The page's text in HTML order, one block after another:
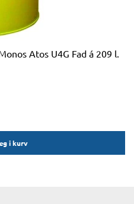
Atos U4G Fad á 209 l.
i kurv